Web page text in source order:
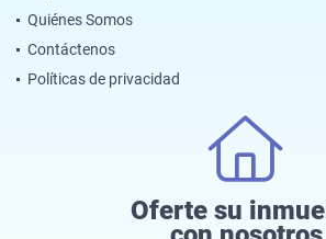
Quiénes Somos
Contáctenos
Políticas de privacidad
Oferte su